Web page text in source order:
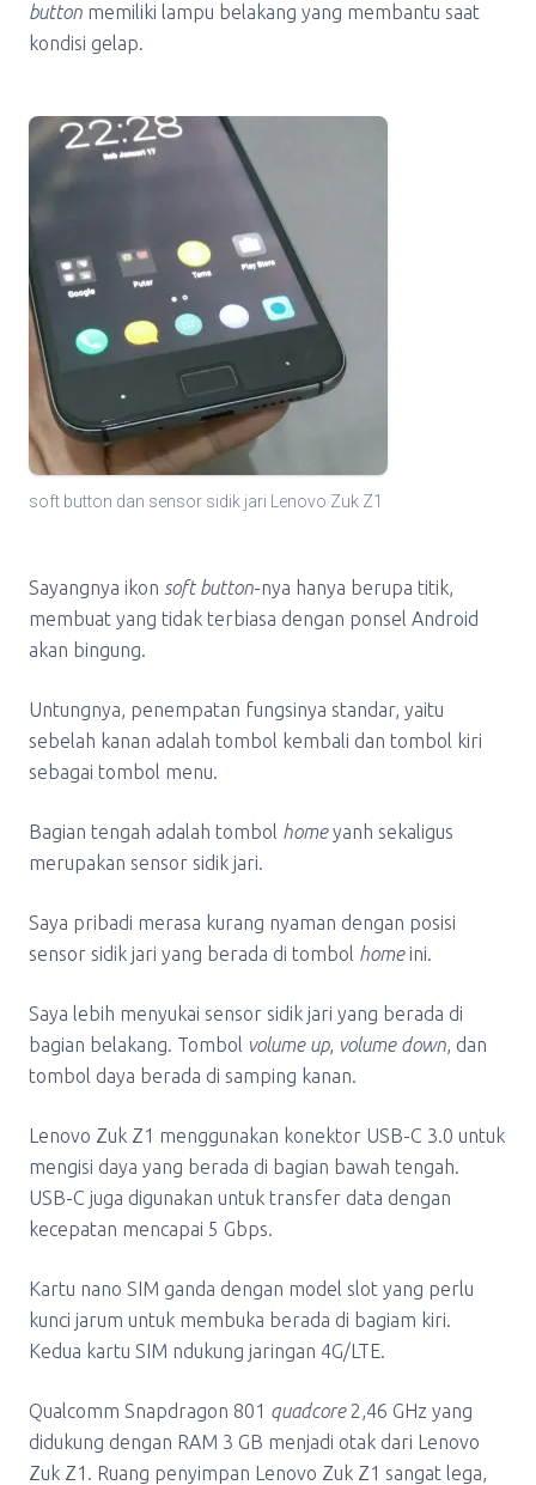
button memiliki lampu belakang yang membantu saat
kondisi gelap.
soft button dan sensor sidik jari Lenovo Zuk Z1
Sayangnya ikon soft button-nya hanya berupa titik,
membuat yang tidak terbiasa dengan ponsel Android
akan bingung.
Untungnya, penempatan fungsinya standar, yaitu
sebelah kanan adalah tombol kembali dan tombol kiri
sebagai tombol menu.
Bagian tengah adalah tombol homeyanh sekaligus
merupakan sensor sidik jari.
Saya pribadi merasa kurang nyaman dengan posisi
sensor sidik jari yang berada di tombol homeini.
Saya lebih menyukai sensor sidik jari yang berada di
bagian belakang. Tombol volume up, volume down, dan
tombol daya berada di samping kanan.
Lenovo Zuk Z1 menggunakan konektor USB-C 3.0 untuk
mengisi daya yang berada di bagian bawah tengah.
USB-C juga digunakan untuk transfer data dengan
kecepatan mencapai 5 Gbps.
Kartu nano SIM ganda dengan model slot yang perlu
kunci jarum untuk membuka berada di bagiam kiri.
Kedua kartu SIM ndukung jaringan 4G/LTE.
Qualcomm Snapdragon 801 quadcore2,46 GHz yang
didukung dengan RAM 3 GB menjadi otak dari Lenovo
Zuk Z1. Ruang penyimpan Lenovo Zuk Z1 sangat lega,